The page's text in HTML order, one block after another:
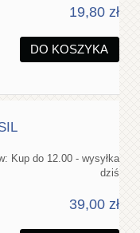
19,80 zł
DO KOSZYKA
Kup do 12.00 - wysyłka
dziś
39,00 zł